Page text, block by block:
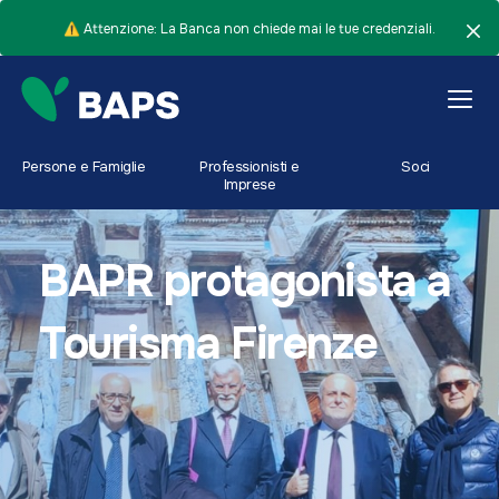
⚠️ Attenzione: La Banca non chiede mai le tue credenziali.
Persone e Famiglie
Professionisti e
Imprese
Soci
BAPR protagonista a
Tourisma Firenze